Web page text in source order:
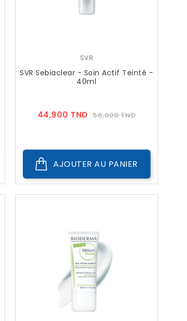
SVR
SVR Sebiaclear - Soin Actif Teinté -
40ml
44,900 TND Prix
56,000 TNDPrix
AJOUTER AU PANIER